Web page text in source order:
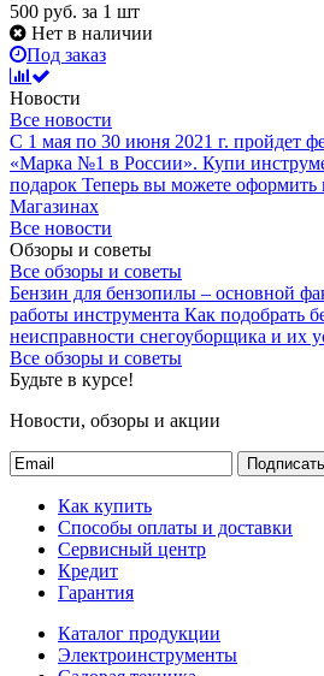
500 руб. за 1 шт
Нет в наличии
Под заказ
Новости
Все новости
С 1 мая по 30 июня 2021 г. пройдет
«Марка №1 в России». Купи
подарок Теперь вы можете оформить
Магазинах
Все новости
Обзоры и советы
Все обзоры и советы
Бензин для бензопилы – основной
работы инструмента Как подобрать
неисправности снегоуборщика и их
Все обзоры и советы
Будьте в курсе!
Новости, обзоры и акции
Как купить
Способы оплаты и доставки
Сервисный центр
Кредит
Гарантия
Каталог продукции
Электроинструменты